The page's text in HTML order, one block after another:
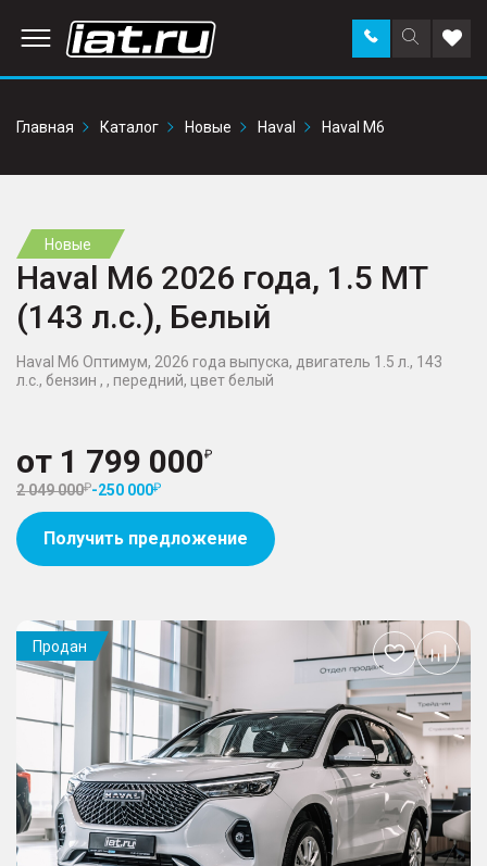
Поиск
по
Заказать
звонок в
Главная
Каталог Новые Haval Haval M6
Новые
Haval M6 2026 года, 1.5 MT
(143 л.с.), Белый
Haval M6 Оптимум, 2026 года выпуска, двигатель 1.5 л., 143
л.с., бензин , , передний, цвет белый
от 1 799 000
2 049 000 -250 000
Получить предложение
Продан
Добавить
в
избранное